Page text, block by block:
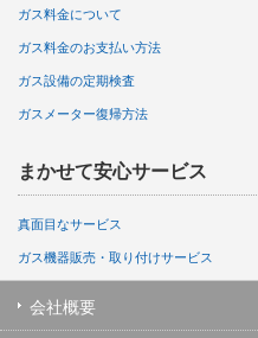
ガス料金について
ガス料金のお支払い方法
ガス設備の定期検査
ガスメーター復帰方法
まかせて安心サービス
真面目なサービス
ガス機器販売・取り付けサービス
会社概要